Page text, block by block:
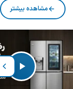
مشاهده بیشتر